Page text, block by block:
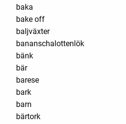
baka
bake off
baljväxter
bananschalottenlök
bänk
bär
barese
bark
barn
bärtork